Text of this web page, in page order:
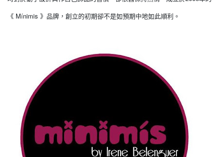
《 Mínimis 》 品牌，創立的初期卻不是如預期中地如此順利。